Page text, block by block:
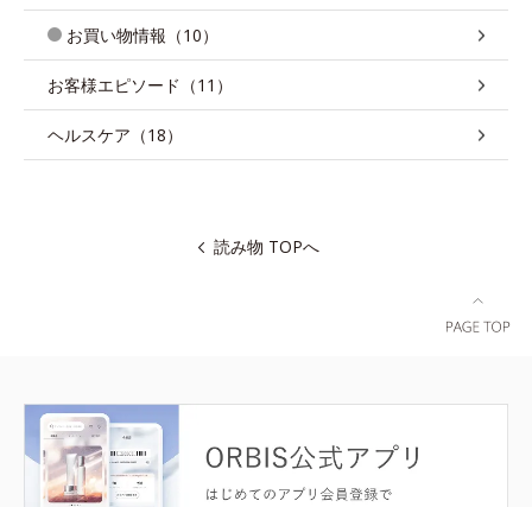
お買い物情報（10）
お客様エピソード（11）
ヘルスケア（18）
読み物 TOPへ